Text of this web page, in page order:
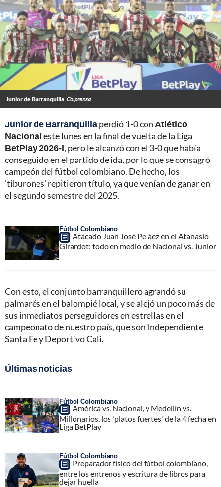
Junior de Barranquilla Colprensa
Junior de Barranquillaperdió 1-0 con Atlético
Nacionaleste lunes en la final de vuelta de la Liga
BetPlay 2026-I, pero le alcanzó con el 3-0 que había
conseguido en el partido de ida, por lo que se consagró
campeón del fútbol colombiano. De hecho, los
'tiburones' repitieron título, ya que venían de ganar en
el segundo semestre del 2025.
Fútbol Colombiano
Atacado Juan José Peláez en el Atanasio
Girardot; todo en medio de Nacional vs. Junior
Con esto, el conjunto barranquillero agrandó su
palmarés en el balompié local, y se alejó un poco más de
sus inmediatos perseguidores en estrellas en el
campeonato de nuestro país, que son Independiente
Santa Fe y Deportivo Cali.
Últimas noticias
Fútbol Colombiano
América vs. Nacional, y Medellín vs.
Millonarios, los 'platos fuertes' de la 4 fecha en
Liga BetPlay
Fútbol Colombiano
Preparador físico del fútbol colombiano,
entre los entrenos y escritura de libros para
dejar huella